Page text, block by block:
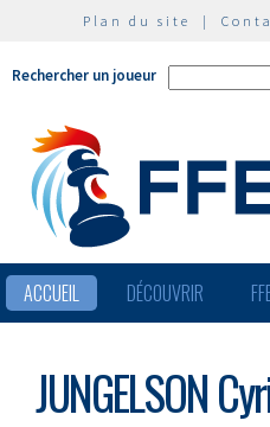
Plan du site |
Rechercher un joueur
ACCUEIL DÉCOUVRIR
JUNGELSON